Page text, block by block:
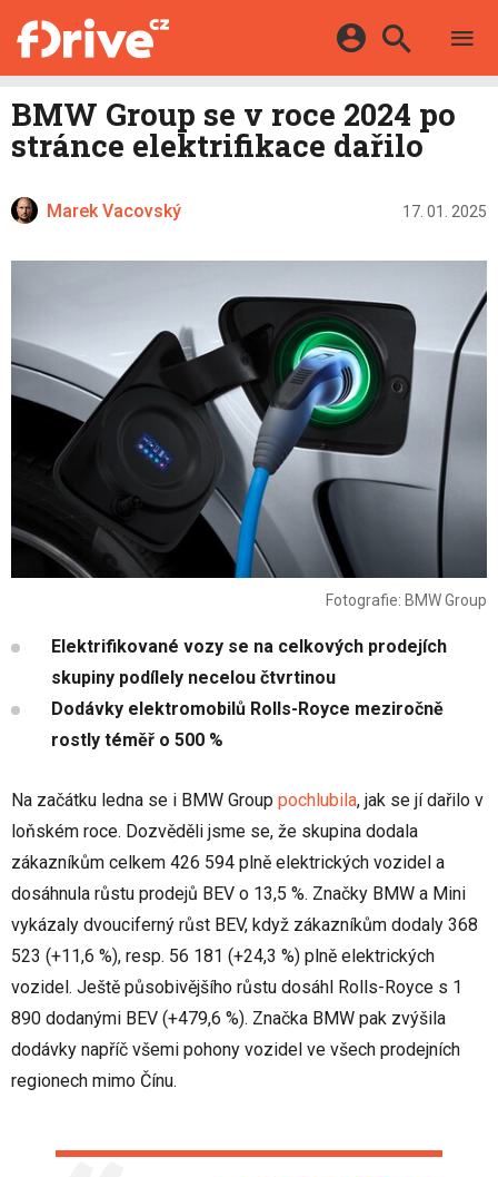
KATALOG
MAPA STANIC
VIDEA
HYBRIDY
E-MOTORSPORT
SERIÁLY
Facebook Google
Twitter Microsoft
BMW Group se v roce 2024 po
stránce elektrifikace dařilo
Marek Vacovský 17. 01. 2025
Fotografie: BMW Group
Elektrifikované vozy se na celkových prodejích
skupiny podílely necelou čtvrtinou
Dodávky elektromobilů Rolls-Royce meziročně
rostly téměř o 500 %
Na začátku ledna se i BMW Group pochlubila, jak se jí dařilo v
loňském roce. Dozvěděli jsme se, že skupina dodala
zákazníkům celkem 426 594 plně elektrických vozidel a
dosáhnula růstu prodejů BEV o 13,5 %. Značky BMW a Mini
vykázaly dvouciferný růst BEV, když zákazníkům dodaly 368
523 (+11,6 %), resp. 56 181 (+24,3 %) plně elektrických
vozidel. Ještě působivějšího růstu dosáhl Rolls-Royce s 1
890 dodanými BEV (+479,6 %). Značka BMW pak zvýšila
dodávky napříč všemi pohony vozidel ve všech prodejních
regionech mimo Čínu.